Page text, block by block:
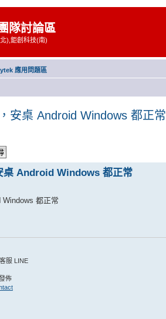
隊討論區
),鉅創科技(南)
應用問題區
安桌 Android Windows 都正常
桌 Android Windows 都正常
都正常
服 LINE
佈